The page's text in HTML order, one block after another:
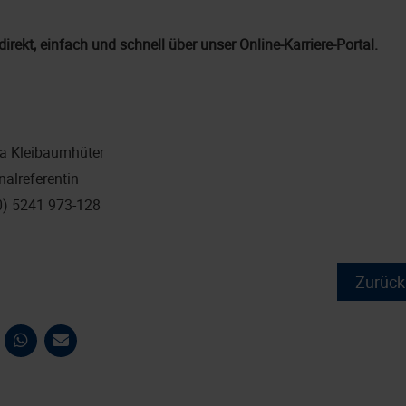
einfach und schnell über unser Online-Karriere-Portal.
Kleibaumhüter
5241 973-128
Zurück